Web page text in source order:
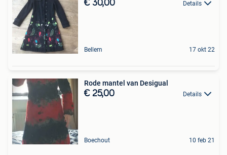
€ 30,00 Details
Bellem 17 okt 22
Rode mantel van Desigual
€ 25,00 Details
Boechout 10 feb 21